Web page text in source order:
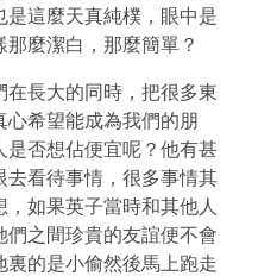
這麼天真純樸，眼中是
麼潔白，那麼簡單？
長大的同時，把很多東
希望能成為我們的朋
是否想佔便宜呢？他有甚
去看待事情，很多事情其
如果英子當時和其他人
之間珍貴的友誼便不會
的是小偷然後馬上跑走